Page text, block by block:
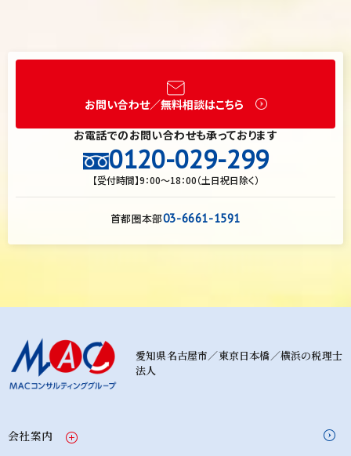
お問い合わせ／無料相談はこちら
お電話でのお問い合わせも承っております
0120-029-299
【受付時間】9：00～18：00（土日祝日除く）
首都圏本部03-6661-1591
愛知県名古屋市／東京日本橋／横浜の税理士
法人
会社案内